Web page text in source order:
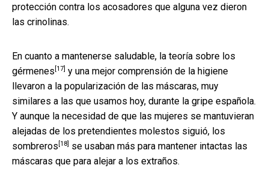
protección contra los acosadores que alguna vez dieron
las crinolinas.
En cuanto a mantenerse saludable, la teoría sobre los
gérmenes [17] y una mejor comprensión de la higiene
llevaron a la popularización de las máscaras, muy
similares a las que usamos hoy, durante la gripe española.
Y aunque la necesidad de que las mujeres se mantuvieran
alejadas de los pretendientes molestos siguió, los
sombreros [18]
se usaban más para mantener intactas las
máscaras que para alejar a los extraños.